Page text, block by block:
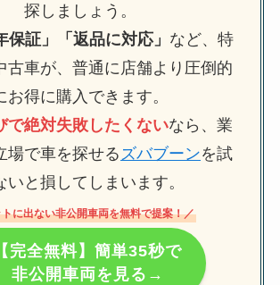
探しましょう。
保証」「返品に対応」 など、特
古車が、普通に店舗より圧倒的
お得に購入できます。
で絶対失敗したくないなら、業
場で車を探せる ズバブーンを試
いと損してしまいます。
に出ない非公開車両を無料で提案！／
【完全無料】簡単35秒で
非公開車両を見る→